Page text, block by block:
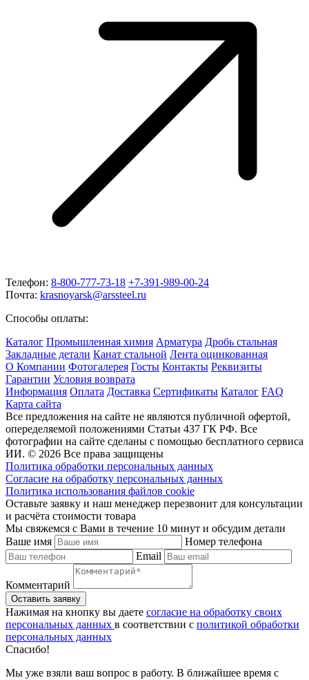
Телефон: 8-800-777-73-18 +7-391-989-00-24
Почта: krasnoyarsk@arssteel.ru
Способы оплаты:
Каталог Промышленная химия Арматура Дробь стальная
Закладные детали Канат стальной Лента оцинкованная
О Компании Фотогалерея Госты Контакты Реквизиты
Гарантии Условия возврата
Информация Оплата Доставка Сертификаты Каталог FAQ
Карта сайта
Все предложения на сайте не являются публичной офертой,
опеределяемой положениями Статьи 437 ГК РФ. Все
фотографии на сайте сделаны с помощью бесплатного сервиса
ИИ. © 2026 Все права защищены
Политика обработки персональных данных
Согласие на обработку персональных данных
Политика использования файлов cookie
Оставьте заявку и наш менеджер перезвонит для консультации
и расчёта стоимости товара
Мы свяжемся с Вами в течение 10 минут и обсудим детали
Ваше имя
Номер телефона
Email
Комментарий
Нажимая на кнопку вы даете согласие на обработку своих
персональных данных в соответствии с политикой обработки
персональных данных
Спасибо!
Мы уже взяли ваш вопрос в работу. В ближайшее время с